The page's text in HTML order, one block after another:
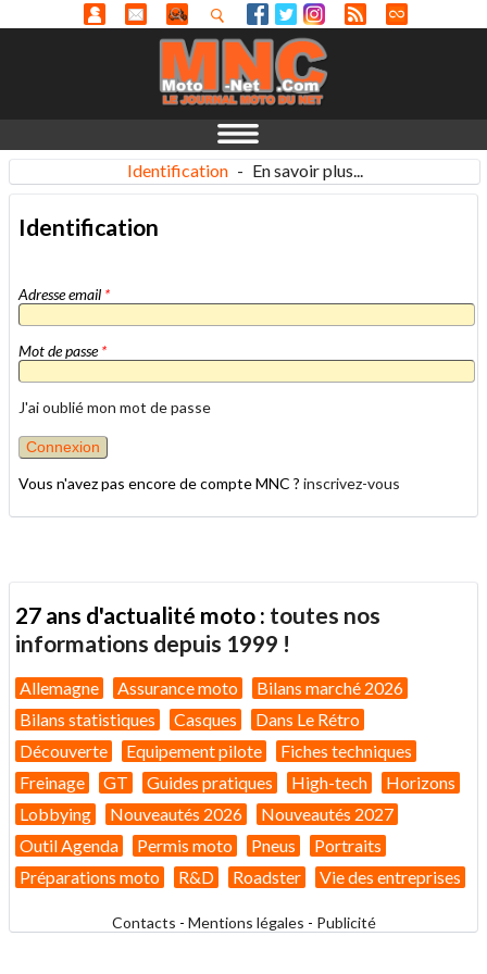
Identification - En savoir plus...
Identification
Adresse email *
Mot de passe*
J'ai oublié mon mot de passe
Vous n'avez pas encore de compte MNC ? inscrivez-vous
27 ans d'actualité moto : toutes nos
informations depuis 1999 !
Allemagne Assurance moto
Bilans marché 2026
Bilans statistiques
Casques
Dans Le Rétro
Découverte
Equipement pilote
Fiches techniques
Freinage
GT Guides pratiques High-tech
Horizons
Lobbying
Nouveautés 2026
Nouveautés 2027
Outil Agenda
Permis moto Pneus
Portraits
Préparations moto
R&D Roadster Vie des entreprises
Contacts - Mentions légales - Publicité